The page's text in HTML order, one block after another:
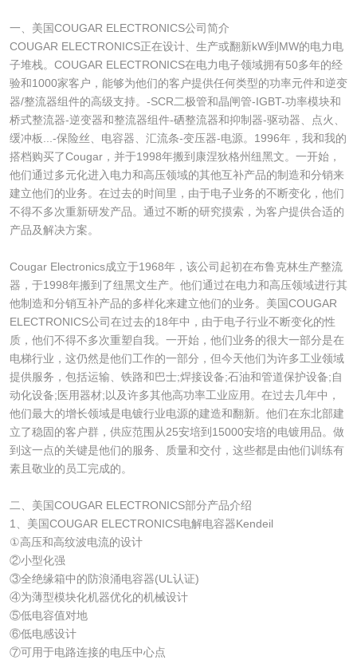
一、美国COUGAR ELECTRONICS公司简介
COUGAR ELECTRONICS正在设计、生产或翻新kW到MW的电力电
子堆栈。COUGAR ELECTRONICS在电力电子领域拥有50多年的经
验和1000家客户，能够为他们的客户提供任何类型的功率元件和逆变
器/整流器组件的高级支持。-SCR二极管和晶闸管-IGBT-功率模块和
桥式整流器-逆变器和整流器组件-硒整流器和抑制器-驱动器、点火、
缓冲板...-保险丝、电容器、汇流条-变压器-电源。1996年，我和我的
搭档购买了Cougar，并于1998年搬到康涅狄格州纽黑文。一开始，
他们通过多元化进入电力和高压领域的其他互补产品的制造和分销来
建立他们的业务。在过去的时间里，由于电子业务的不断变化，他们
不得不多次重新研发产品。通过不断的研究摸索，为客户提供合适的
产品及解决方案。
Cougar Electronics成立于1968年，该公司起初在布鲁克林生产整流
器，于1998年搬到了纽黑文生产。他们通过在电力和高压领域进行其
他制造和分销互补产品的多样化来建立他们的业务。美国COUGAR
ELECTRONICS公司在过去的18年中，由于电子行业不断变化的性
质，他们不得不多次重塑自我。一开始，他们业务的很大一部分是在
电梯行业，这仍然是他们工作的一部分，但今天他们为许多工业领域
提供服务，包括运输、铁路和巴士;焊接设备;石油和管道保护设备;自
动化设备;医用器材;以及许多其他高功率工业应用。在过去几年中，
他们最大的增长领域是电镀行业电源的建造和翻新。他们在东北部建
立了稳固的客户群，供应范围从25安培到15000安培的电镀用品。做
到这一点的关键是他们的服务、质量和交付，这些都是由他们训练有
素且敬业的员工完成的。
二、美国COUGAR ELECTRONICS部分产品介绍
1、美国COUGAR ELECTRONICS电解电容器Kendeil
①高压和高纹波电流的设计
②小型化强
③全绝缘箱中的防浪涌电容器(UL认证)
④为薄型模块化机器优化的机械设计
⑤低电容值对地
⑥低电感设计
⑦可用于电路连接的电压中心点